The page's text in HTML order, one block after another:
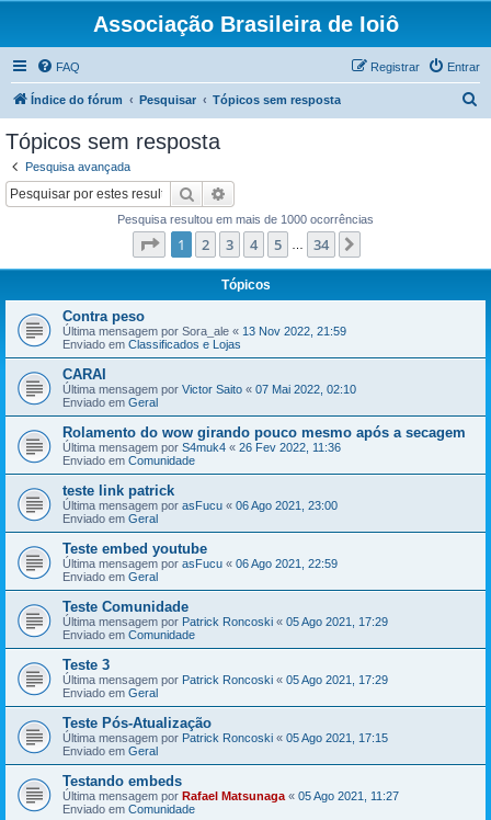
Associação Brasileira de Ioiô
FAQ Entrar
Registrar
Índice do fórum Pesquisar Tópicos sem resposta
Tópicos sem resposta
Pesquisa avançada
Pesquisar
Pesquisa resultou em mais de 1000 ocorrências
Página de 34
1 2 3 4 5 34
Tópicos
Contra peso
Última mensagem por Sora_ale « 13 Nov 2022, 21:59
Enviado em Classificados e Lojas
CARAI
Última mensagem por Victor Saito « 07 Mai 2022, 02:10
Enviado em Geral
Rolamento do wow girando pouco mesmo após a secagem
Última mensagem por S4muk4 « 26 Fev 2022, 11:36
Enviado em Comunidade
teste link patrick
Última mensagem por asFucu « 06 Ago 2021, 23:00
Enviado em Geral
Teste embed youtube
Última mensagem por asFucu « 06 Ago 2021, 22:59
Enviado em Geral
Teste Comunidade
Última mensagem por Patrick Roncoski « 05 Ago 2021, 17:29
Enviado em Comunidade
Teste 3
Última mensagem por Patrick Roncoski « 05 Ago 2021, 17:29
Enviado em Geral
Teste Pós-Atualização
Última mensagem por Patrick Roncoski « 05 Ago 2021, 17:15
Enviado em Geral
Testando embeds
Última mensagem por Rafael Matsunaga « 05 Ago 2021, 11:27
Enviado em Comunidade